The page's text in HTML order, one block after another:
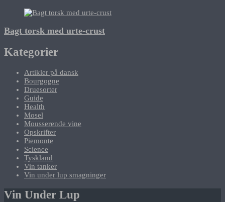
Bagt torsk med urte-crust
Kategorier
Artikler på dansk
Bourgogne
Druesorter
Guide
Health
Mosel
Mousserende vine
Opskrifter
Piemonte
Science
Tyskland
Vin tanker
Vin under lup smagninger
Vin Under Lup